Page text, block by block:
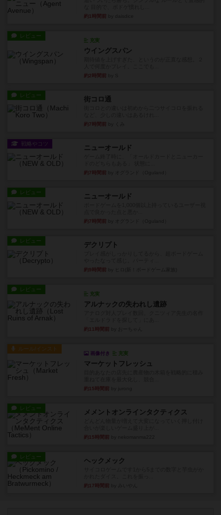
約1時間前
レビュー
充実
ウイングスパン
約2時間前
レビュー 街コロ通
約7時間前
戦略やコツ ニューオールド
約7時間前
レビュー ニューオールド
約7時間前
レビュー デクリプト
約9時間前
レビュー
充実
アルナックの失われし遺跡
約11時間前
ルール/インスト
画像付き 充実
マーケットフレッシュ
約15時間前
レビュー メメントオンラインタクティクス
約15時間前
レビュー ヘックメック
約17時間前